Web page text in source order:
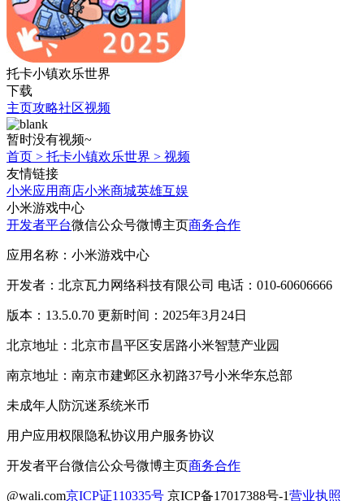
托卡小镇欢乐世界
下载
主页攻略社区视频
暂时没有视频~
首页 > 托卡小镇欢乐世界 > 视频
友情链接
小米应用商店小米商城英雄互娱
小米游戏中心
开发者平台微信公众号微博主页商务合作
应用名称：小米游戏中心
开发者：北京瓦力网络科技有限公司 电话：010-60606666
版本：13.5.0.70 更新时间：2025年3月24日
北京地址：北京市昌平区安居路小米智慧产业园
南京地址：南京市建邺区永初路37号小米华东总部
未成年人防沉迷系统米币
用户应用权限隐私协议用户服务协议
开发者平台微信公众号微博主页商务合作
@wali.com京ICP证110335号 京ICP备17017388号-1营业执照